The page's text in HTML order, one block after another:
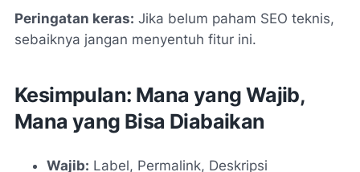
Peringatan keras: Jika belum paham SEO teknis,
sebaiknya jangan menyentuh fitur ini.
Kesimpulan: Mana yang Wajib,
Mana yang Bisa Diabaikan
Wajib: Label, Permalink, Deskripsi